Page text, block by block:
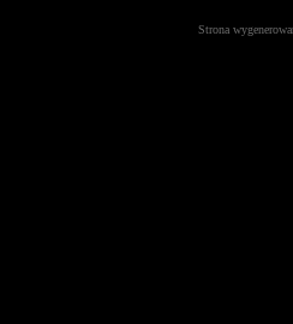
Strona